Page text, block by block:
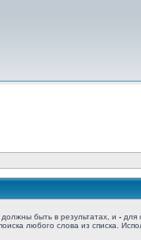
быть в результатах, и - для
любого слова из списка.